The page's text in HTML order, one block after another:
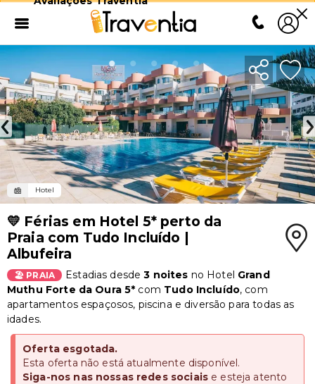
Hotel
💛 Férias em Hotel 5* perto da
Praia com Tudo Incluído |
Albufeira
🏖️ PRAIA Estadias desde3 noites no Hotel Grand
Muthu Forte da Oura 5* com Tudo Incluído, com
apartamentos espaçosos, piscina e diversão para todas as
idades.
Oferta esgotada.
Esta oferta não está atualmente disponível.
Siga-nos nas nossas redes sociaise esteja atento